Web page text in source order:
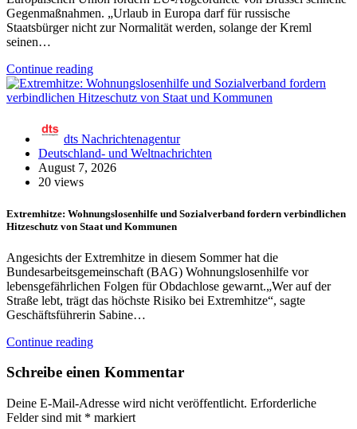
Gegenmaßnahmen. „Urlaub in Europa darf für russische
Staatsbürger nicht zur Normalität werden, solange der Kreml
seinen…
Continue reading
dts Nachrichtenagentur
Deutschland- und Weltnachrichten
August 7, 2026
20 views
Extremhitze: Wohnungslosenhilfe und Sozialverband fordern verbindlichen
Hitzeschutz von Staat und Kommunen
Angesichts der Extremhitze in diesem Sommer hat die
Bundesarbeitsgemeinschaft (BAG) Wohnungslosenhilfe vor
lebensgefährlichen Folgen für Obdachlose gewarnt.„Wer auf der
Straße lebt, trägt das höchste Risiko bei Extremhitze“, sagte
Geschäftsführerin Sabine…
Continue reading
Schreibe einen Kommentar
Deine E-Mail-Adresse wird nicht veröffentlicht. Erforderliche
Felder sind mit * markiert